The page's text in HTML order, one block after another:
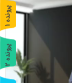
پ
ر
و
ن
د
ه
1
پ
ر
و
ن
د
ه
2